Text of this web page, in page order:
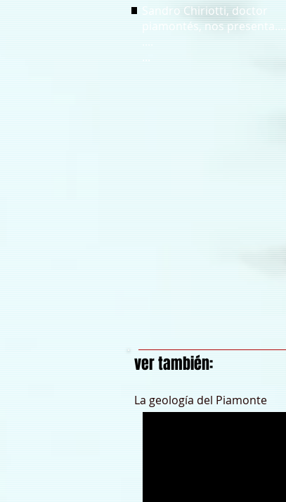
Sandro Chiriotti, doctor
piamontés, nos presenta....
ver también:
La geología del Piamonte